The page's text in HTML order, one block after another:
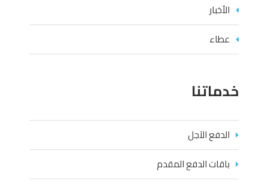
الأخبار
عطاء
خدماتنا
الدفع الآجل
باقات الدفع المقدم